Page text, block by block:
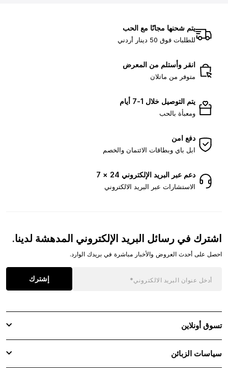
يتم شحنها مجانًا مع الحب
للطلبات فوق 50 دينار أردني
انقر وأستلم من المعرض
متوفر من ماتلان
يتم التوصيل خلال 1-7 أيام
ومعبأة بالحب
دفع امن
ابل باي وبطاقات الائتمان والخصم
دعم عبر البريد الإلكتروني 24 × 7
الاستشارات عبر البريد الالكتروني
اشترك في رسائل البريد الإلكتروني المدهشة لدينا.
احصل على أحدث العروض والأخبار مباشرة في بريدك الوارد.
إشترك
تسوق أونلاين
سياسات الزبائن